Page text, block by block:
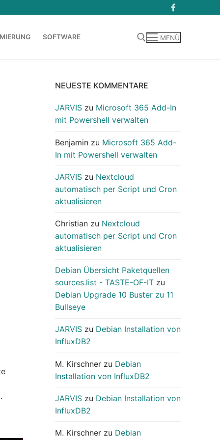
SOFTWARE MENÜ
NEUESTE KOMMENTARE
JARVIS zu Microsoft 365 Add-In
mit Powershell verwalten
Benjamin zu Microsoft 365 Add-
In mit Powershell verwalten
JARVIS zu Nextcloud
automatisch per Script und Cron
aktualisieren
Christian zu Nextcloud
automatisch per Script und Cron
aktualisieren
Debian Übersicht Paketquellen
sources.list - TASTE-OF-IT zu
Debian Upgrade 10 Buster zu 11
Bullseye
JARVIS zu Debian Installation von
InfluxDB2
M. Kirschner zu Debian
Installation von InfluxDB2
JARVIS zu Debian Installation von
InfluxDB2
M. Kirschner zu Debian